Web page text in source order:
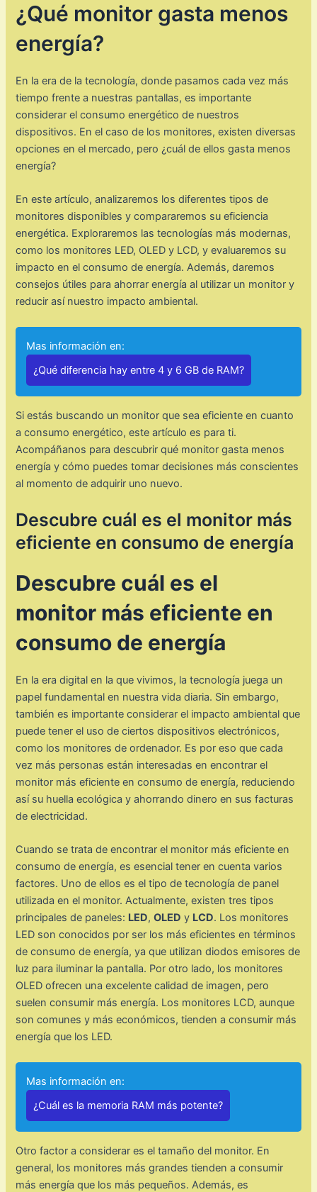
¿Qué monitor gasta menos
energía?
En la era de la tecnología, donde pasamos cada vez más
tiempo frente a nuestras pantallas, es importante
considerar el consumo energético de nuestros
dispositivos. En el caso de los monitores, existen diversas
opciones en el mercado, pero ¿cuál de ellos gasta menos
energía?
En este artículo, analizaremos los diferentes tipos de
monitores disponibles y compararemos su eficiencia
energética. Exploraremos las tecnologías más modernas,
como los monitores LED, OLED y LCD, y evaluaremos su
impacto en el consumo de energía. Además, daremos
consejos útiles para ahorrar energía al utilizar un monitor y
reducir así nuestro impacto ambiental.
Mas información en:
¿Qué diferencia hay entre 4 y 6 GB de RAM?
Si estás buscando un monitor que sea eficiente en cuanto
a consumo energético, este artículo es para ti.
Acompáñanos para descubrir qué monitor gasta menos
energía y cómo puedes tomar decisiones más conscientes
al momento de adquirir uno nuevo.
Descubre cuál es el monitor más
eficiente en consumo de energía
Descubre cuál es el
monitor más eficiente en
consumo de energía
En la era digital en la que vivimos, la tecnología juega un
papel fundamental en nuestra vida diaria. Sin embargo,
también es importante considerar el impacto ambiental que
puede tener el uso de ciertos dispositivos electrónicos,
como los monitores de ordenador. Es por eso que cada
vez más personas están interesadas en encontrar el
monitor más eficiente en consumo de energía, reduciendo
así su huella ecológica y ahorrando dinero en sus facturas
de electricidad.
Cuando se trata de encontrar el monitor más eficiente en
consumo de energía, es esencial tener en cuenta varios
factores. Uno de ellos es el tipo de tecnología de panel
utilizada en el monitor. Actualmente, existen tres tipos
principales de paneles: LED,OLED y LCD. Los monitores
LED son conocidos por ser los más eficientes en términos
de consumo de energía, ya que utilizan diodos emisores de
luz para iluminar la pantalla. Por otro lado, los monitores
OLED ofrecen una excelente calidad de imagen, pero
suelen consumir más energía. Los monitores LCD, aunque
son comunes y más económicos, tienden a consumir más
energía que los LED.
Mas información en:
¿Cuál es la memoria RAM más potente?
Otro factor a considerar es el tamaño del monitor. En
general, los monitores más grandes tienden a consumir
más energía que los más pequeños. Además, es